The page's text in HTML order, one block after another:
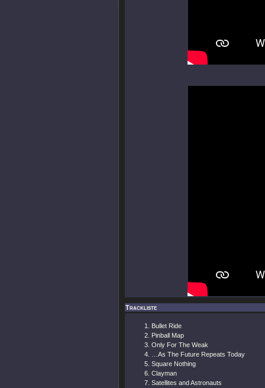
Trackliste
Bullet Ride
Pinball Map
Only For The Weak
…As The Future Repeats Today
Square Nothing
Clayman
Satellites and Astronauts